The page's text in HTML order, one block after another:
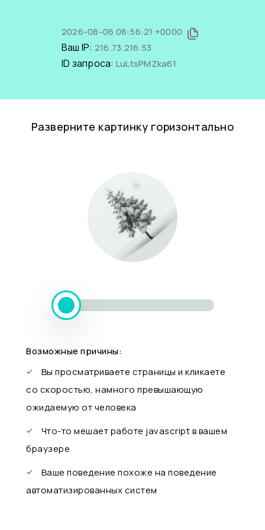
2026-08-06 08:56:21 +0000
Ваш IP: 216.73.216.53
ID запроса: LuLtsPMZka61
Разверните картинку горизонтально
Возможные причины:
Вы просматриваете страницы и кликаете
со скоростью, намного превышающую
ожидаемую от человека
Что-то мешает работе javascript в вашем
браузере
Ваше поведение похоже на поведение
автоматизированных систем